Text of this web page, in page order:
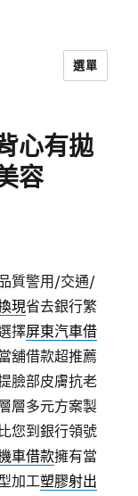
選單
心有拋
容
質警用/交通/
現省去銀行繁
擇屏東汽車借
舖借款超推薦
臉部皮膚抗老
層多元方案製
您到銀行領號
車借款擁有當
加工塑膠射出